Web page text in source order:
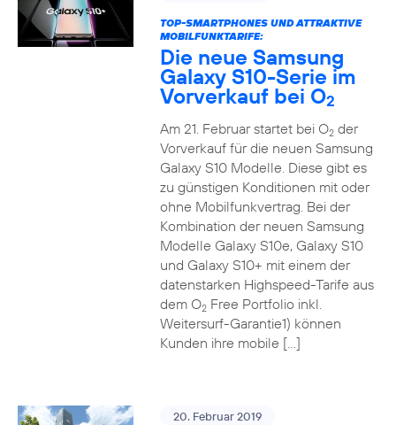
TOP-SMARTPHONES UND ATTRAKTIVE
MOBILFUNKTARIFE:
Die neue Samsung
Galaxy S10-Serie im
Vorverkauf bei O2
Am 21. Februar startet bei O2der
Vorverkauf für die neuen Samsung
Galaxy S10 Modelle. Diese gibt es
zu günstigen Konditionen mit oder
ohne Mobilfunkvertrag. Bei der
Kombination der neuen Samsung
Modelle Galaxy S10e, Galaxy S10
und Galaxy S10+ mit einem der
datenstarken Highspeed-Tarife aus
dem O2Free Portfolio inkl.
Weitersurf-Garantie1) können
Kunden ihre mobile […]
20. Februar 2019